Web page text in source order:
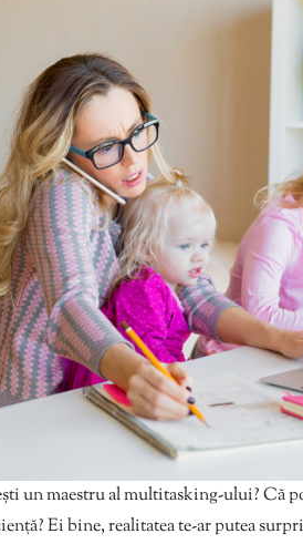
un maestru al multitasking-ului? Că
Ei bine, realitatea te-ar putea